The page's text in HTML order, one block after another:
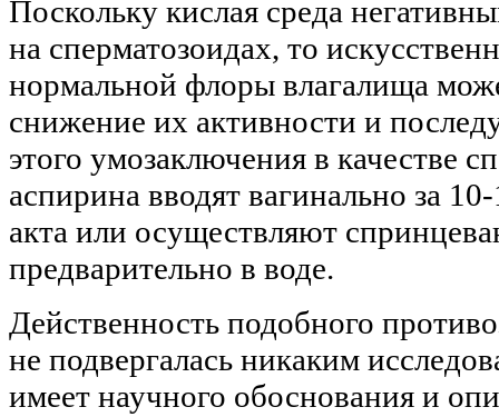
Поскольку кислая среда
на сперматозоидах, то
нормальной флоры влагалища
снижение их активности и
этого умозаключения в качестве
аспирина вводят вагинально за
акта или осуществляют
предварительно в воде.
Действенность подобного
не подвергалась никаким
имеет научного обоснования и